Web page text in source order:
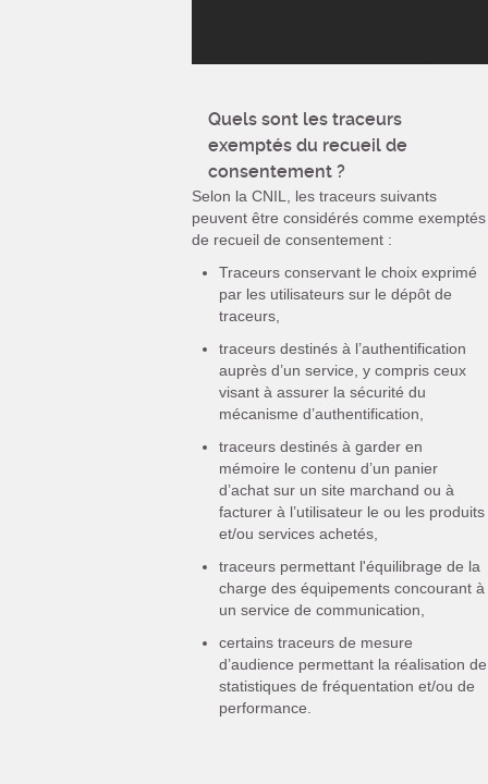
Quels sont les traceurs
exemptés du recueil de
consentement ?
Selon la CNIL, les traceurs suivants
peuvent être considérés comme exemptés
de recueil de consentement :
Traceurs conservant le choix exprimé
par les utilisateurs sur le dépôt de
traceurs,
traceurs destinés à l’authentification
auprès d’un service, y compris ceux
visant à assurer la sécurité du
mécanisme d’authentification,
traceurs destinés à garder en
mémoire le contenu d’un panier
d’achat sur un site marchand ou à
facturer à l’utilisateur le ou les produits
et/ou services achetés,
traceurs permettant l'équilibrage de la
charge des équipements concourant à
un service de communication,
certains traceurs de mesure
d’audience permettant la réalisation de
statistiques de fréquentation et/ou de
performance.